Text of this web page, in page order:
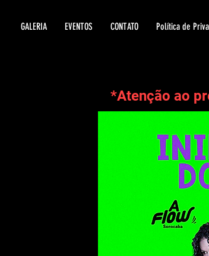
GALERIA EVENTOS CONTATO Política de
*Atenção ao